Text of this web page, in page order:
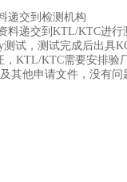
递交到检测机构
料递交到KTL/KTC进行
测试，测试完成后出具
，KTL/KTC需要安排验
其他申请文件，没有问